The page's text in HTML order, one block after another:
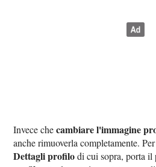
Invece checambiare l'immagine
anche rimuoverla completamente.
Dettagli profilodi cui sopra, porta